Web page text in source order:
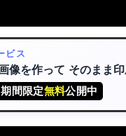
ビス
像を作って そのまま
間限定無料公開中